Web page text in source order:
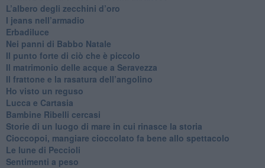
L’albero degli zecchini d’oro
​I jeans nell’armadio
Erbadiluce
Nei panni di Babbo Natale
​Il punto forte di ciò che è piccolo
​Il matrimonio delle acque a Seravezza
​Il frattone e la rasatura dell’angolino
​Ho visto un reguso
Lucca e Cartasia
Bambine Ribelli cercasi
Storie di un luogo di mare in cui rinasce la storia
Cioccopoi, mangiare cioccolato fa bene allo spettacolo
​Le lune di Peccioli
​Sentimenti a peso